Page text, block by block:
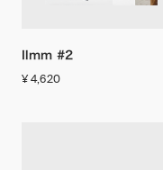
Ilmm #2
¥ 4,620